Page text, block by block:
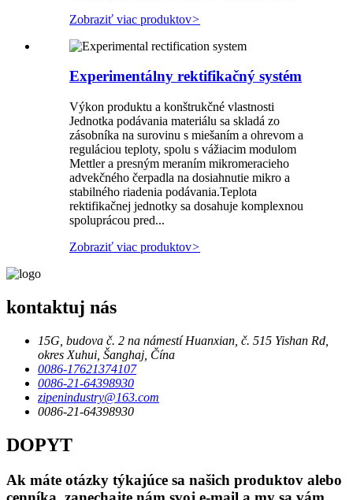
Zobraziť viac produktov>
Experimentálny rektifikačný systém
Výkon produktu a konštrukčné vlastnosti
Jednotka podávania materiálu sa skladá zo
zásobníka na surovinu s miešaním a ohrevom a
reguláciou teploty, spolu s vážiacim modulom
Mettler a presným meraním mikromeracieho
advekčného čerpadla na dosiahnutie mikro a
stabilného riadenia podávania.Teplota
rektifikačnej jednotky sa dosahuje komplexnou
spoluprácou pred...
Zobraziť viac produktov>
kontaktuj nás
15G, budova č. 2 na námestí Huanxian, č. 515 Yishan Rd,
okres Xuhui, Šanghaj, Čína
0086-17621374107
0086-21-64398930
zipenindustry@163.com
0086-21-64398930
DOPYT
Ak máte otázky týkajúce sa našich produktov alebo